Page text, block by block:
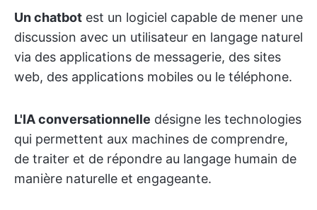
Un chatbot est un logiciel capable de mener une
discussion avec un utilisateur en langage naturel
via des applications de messagerie, des sites
web, des applications mobiles ou le téléphone.
L'IA conversationnelle désigne les technologies
qui permettent aux machines de comprendre,
de traiter et de répondre au langage humain de
manière naturelle et engageante.